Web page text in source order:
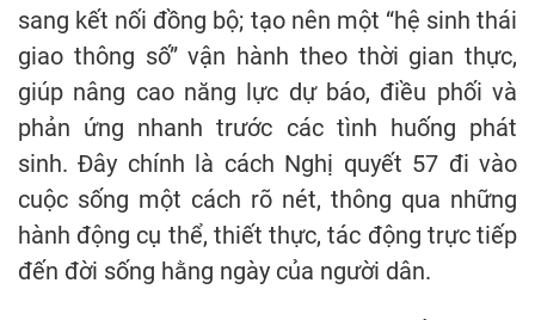
sang kết nối đồng bộ; tạo nên một “hệ sinh thái
giao thông số” vận hành theo thời gian thực,
giúp nâng cao năng lực dự báo, điều phối và
phản ứng nhanh trước các tình huống phát
sinh. Đây chính là cách Nghị quyết 57 đi vào
cuộc sống một cách rõ nét, thông qua những
hành động cụ thể, thiết thực, tác động trực tiếp
đến đời sống hằng ngày của người dân.